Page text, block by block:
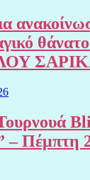
– Πέμπτη